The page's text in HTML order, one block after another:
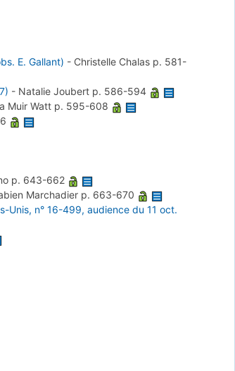
E. Gallant) - Christelle Chalas p. 581-
- Natalie Joubert p. 586-594
Muir Watt p. 595-608
p. 643-662
Marchadier p. 663-670
Unis, n° 16-499, audience du 11 oct.